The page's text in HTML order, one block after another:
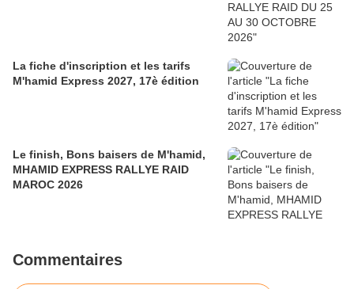
La fiche d'inscription et les tarifs
M'hamid Express 2027, 17è édition
Le finish, Bons baisers de M'hamid,
MHAMID EXPRESS RALLYE RAID
MAROC 2026
Commentaires